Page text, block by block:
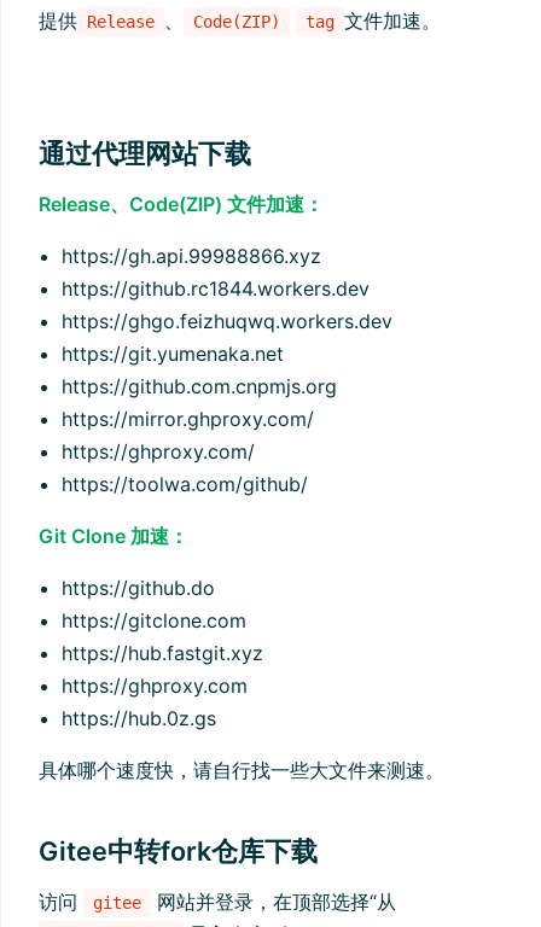
提供 Release 、 Code(ZIP) tag 文件加速。
通过代理网站下载
Release、Code(ZIP) 文件加速：
https://gh.api.99988866.xyz
https://github.rc1844.workers.dev
https://ghgo.feizhuqwq.workers.dev
https://git.yumenaka.net
https://github.com.cnpmjs.org
https://mirror.ghproxy.com/
https://ghproxy.com/
https://toolwa.com/github/
Git Clone 加速：
https://github.do
https://gitclone.com
https://hub.fastgit.xyz
https://ghproxy.com
https://hub.0z.gs
具体哪个速度快，请自行找一些大文件来测速。
Gitee中转fork仓库下载
访问 gitee 网站并登录，在顶部选择“从